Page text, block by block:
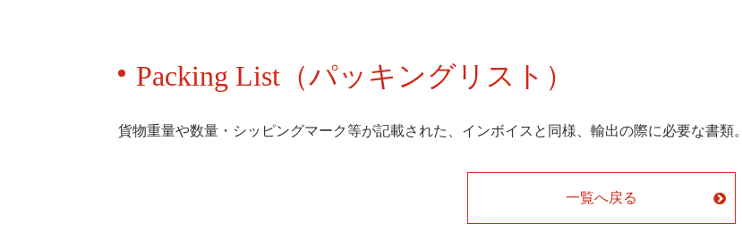
Packing List（パッキングリスト）
貨物重量や数量・シッピングマーク等が記載された、インボイスと同様、輸出の際に必要な書類。
一覧へ戻る